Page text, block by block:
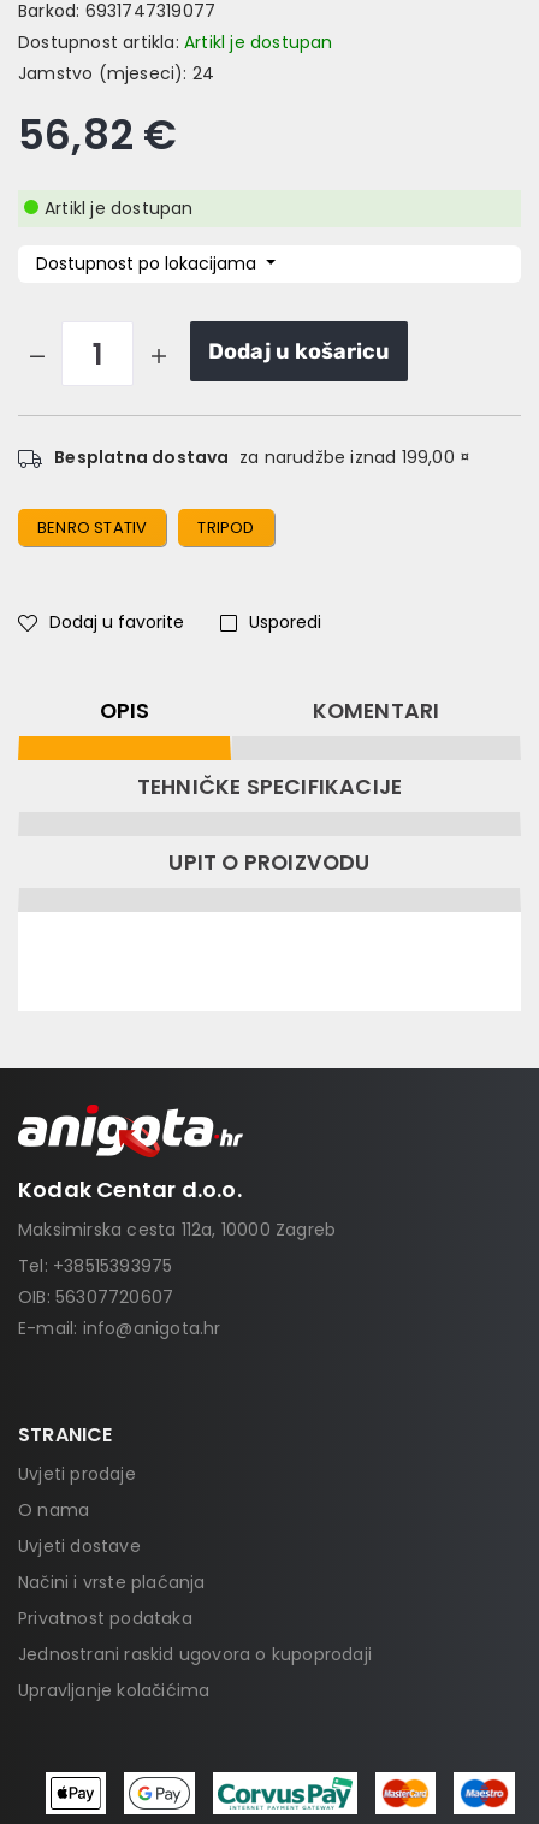
Barkod: 6931747319077
Dostupnost artikla: Artikl je dostupan
Jamstvo (mjeseci): 24
56,82 €
Artikl je dostupan
Dostupnost po lokacijama
Dodaj u košaricu
Besplatna dostava za narudžbe iznad 199,00 ¤
BENRO STATIV TRIPOD
Dodaj u favorite Usporedi
OPIS KOMENTARI
TEHNIČKE SPECIFIKACIJE
UPIT O PROIZVODU
Kodak Centar d.o.o.
Maksimirska cesta 112a, 10000 Zagreb
Tel: +38515393975
OIB: 56307720607
E-mail: info@anigota.hr
STRANICE
Uvjeti prodaje
O nama
Uvjeti dostave
Načini i vrste plaćanja
Privatnost podataka
Jednostrani raskid ugovora o kupoprodaji
Upravljanje kolačićima